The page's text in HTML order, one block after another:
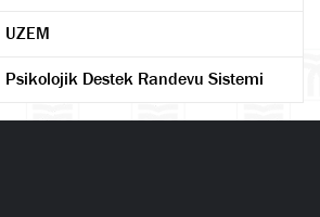
UZEM
Psikolojik Destek Randevu Sistemi